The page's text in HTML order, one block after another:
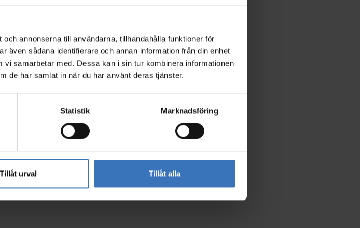
annonserna till användarna, tillhandahålla funktioner för
även sådana identifierare och annan information från din enhet
samarbetar med. Dessa kan i sin tur kombinera informationen
de har samlat in när du har använt deras tjänster.
Statistik Marknadsföring
Tillåt urval Tillåt alla